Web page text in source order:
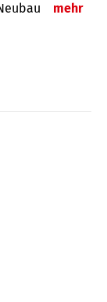
mehr